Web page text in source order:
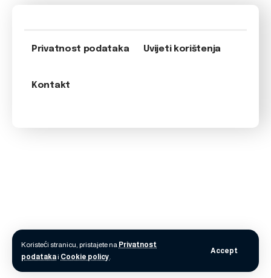
Koristeći stranicu, pristajete na Privatnost
podatakai Cookie policy.
Accept
Privatnost podataka Uvijeti korištenja
Kontakt